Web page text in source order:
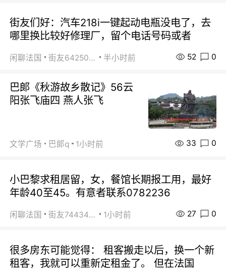
街友们好：汽车218i一键起动电瓶没电了，去
哪里换比较好修理厂，留个电话号码或者
闲聊法国 街友64250024 半小时前 52 0
巴郞《秋游故乡散记》56云
阳张飞庙四 燕人张飞
文学广场 巴郞q 1小时前 33 0
小巴黎求租居留，女，餐馆长期报工用，最好
年龄40至45。有意者联系0782236
闲聊法国 街友74434350 1小时前 27 0
很多房东可能觉得： 租客搬走以后，换一个新
租客，我就可以重新定租金了。 但在法国